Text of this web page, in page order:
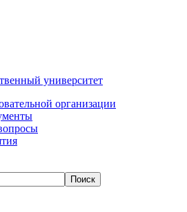
университет
организации